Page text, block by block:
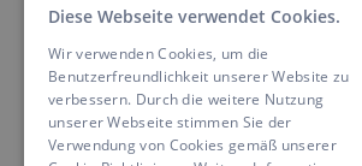
OEM - marque privée
Créez votre produit
GERMAN
ENGLISH
Diese Webseite verwendet Cookies.
Wir verwenden Cookies, um die
Benutzerfreundlichkeit unserer Website zu
verbessern. Durch die weitere Nutzung
unserer Webseite stimmen Sie der
Verwendung von Cookies gemäß unserer